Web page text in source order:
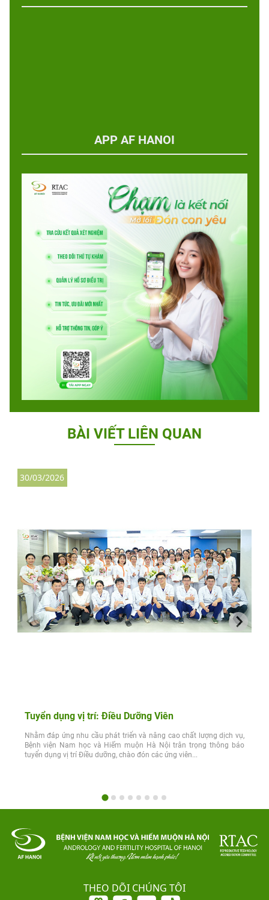
APP AF HANOI
BÀI VIẾT LIÊN QUAN
Tuyển dụng vị trí: Điều Dưỡng Viên
Nhằm đáp ứng nhu cầu phát triển và nâng cao chất lượng dịch vụ,
Bệnh viện Nam học và Hiếm muộn Hà Nội trân trọng thông báo
tuyển dụng vị trí Điều dưỡng, chào đón các ứng viên...
30/03/2026
THEO DÕI CHÚNG TÔI